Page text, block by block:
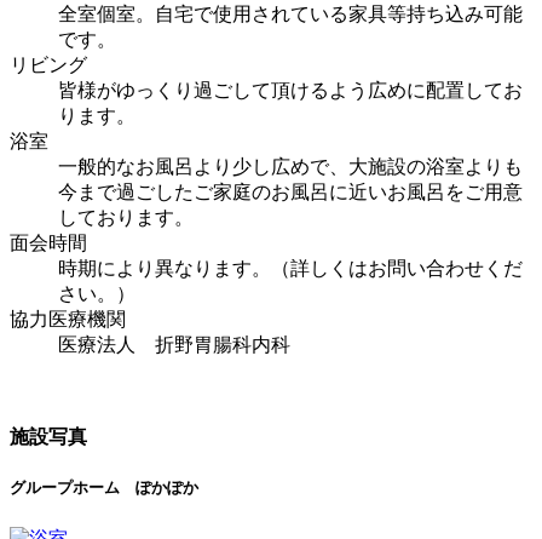
全室個室。自宅で使用されている家具等持ち込み可能
です。
リビング
皆様がゆっくり過ごして頂けるよう広めに配置してお
ります。
浴室
一般的なお風呂より少し広めで、大施設の浴室よりも
今まで過ごしたご家庭のお風呂に近いお風呂をご用意
しております。
面会時間
時期により異なります。（詳しくはお問い合わせくだ
さい。）
協力医療機関
医療法人 折野胃腸科内科
施設写真
グループホーム ぽかぽか